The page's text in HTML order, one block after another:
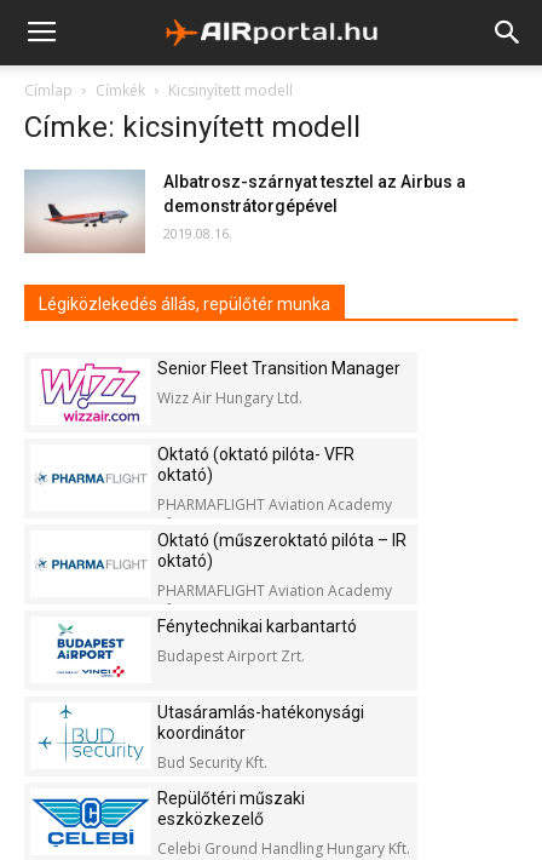
Címlap Címkék Kicsinyített modell
Címke: kicsinyített modell
Albatrosz-szárnyat tesztel az Airbus a
demonstrátorgépével
2019.08.16.
Légiközlekedés állás, repülőtér munka
Senior Fleet Transition Manager
Wizz Air Hungary Ltd.
Oktató (oktató pilóta- VFR
oktató)
PHARMAFLIGHT Aviation Academy
Kft.
Oktató (műszeroktató pilóta – IR
oktató)
PHARMAFLIGHT Aviation Academy
Kft.
Fénytechnikai karbantartó
Budapest Airport Zrt.
Utasáramlás-hatékonysági
koordinátor
Bud Security Kft.
Repülőtéri műszaki
eszközkezelő
Celebi Ground Handling Hungary Kft.